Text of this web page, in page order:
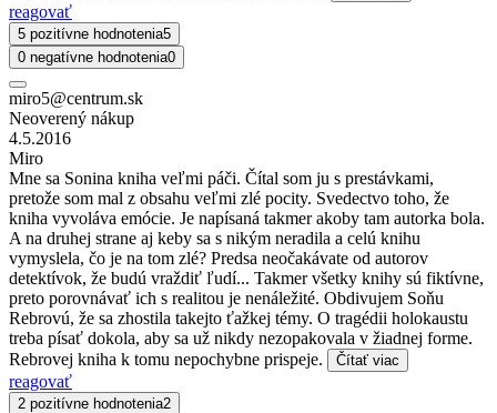
reagovať
5 pozitívne hodnotenia5
0 negatívne hodnotenia0
miro5@centrum.sk
Neoverený nákup
4.5.2016
Miro
Mne sa Sonina kniha veľmi páči. Čítal som ju s prestávkami,
pretože som mal z obsahu veľmi zlé pocity. Svedectvo toho, že
kniha vyvoláva emócie. Je napísaná takmer akoby tam autorka bola.
A na druhej strane aj keby sa s nikým neradila a celú knihu
vymyslela, čo je na tom zlé? Predsa neočakávate od autorov
detektívok, že budú vraždiť ľudí... Takmer všetky knihy sú fiktívne,
preto porovnávať ich s realitou je nenáležité. Obdivujem Soňu
Rebrovú, že sa zhostila takejto ťažkej témy. O tragédii holokaustu
treba písať dokola, aby sa už nikdy nezopakovala v žiadnej forme.
Rebrovej kniha k tomu nepochybne prispeje.
Čítať viac
reagovať
2 pozitívne hodnotenia2